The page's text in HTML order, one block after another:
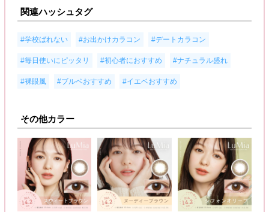
関連ハッシュタグ
#学校ばれない #お出かけカラコン #デートカラコン
#毎日使いにピッタリ #初心者におすすめ #ナチュラル盛れ
#裸眼風 #ブルベおすすめ #イエベおすすめ
その他カラー